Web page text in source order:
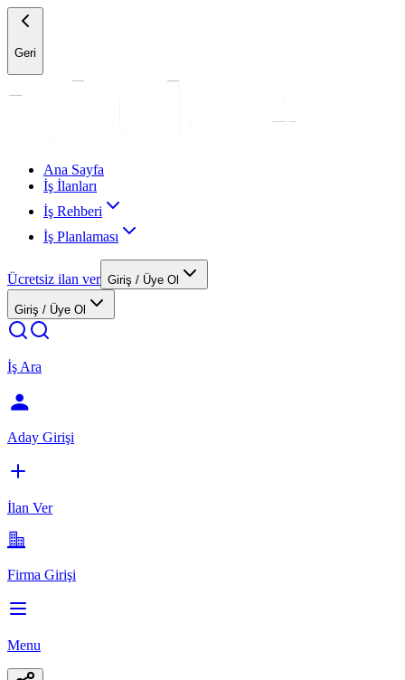
Geri
Ana Sayfa
İş İlanları
İş Rehberi
İş Planlaması
Ücretsiz ilan ver Giriş / Üye Ol
Giriş / Üye Ol
İş Ara
Aday Girişi
İlan Ver
Firma Girişi
Menu